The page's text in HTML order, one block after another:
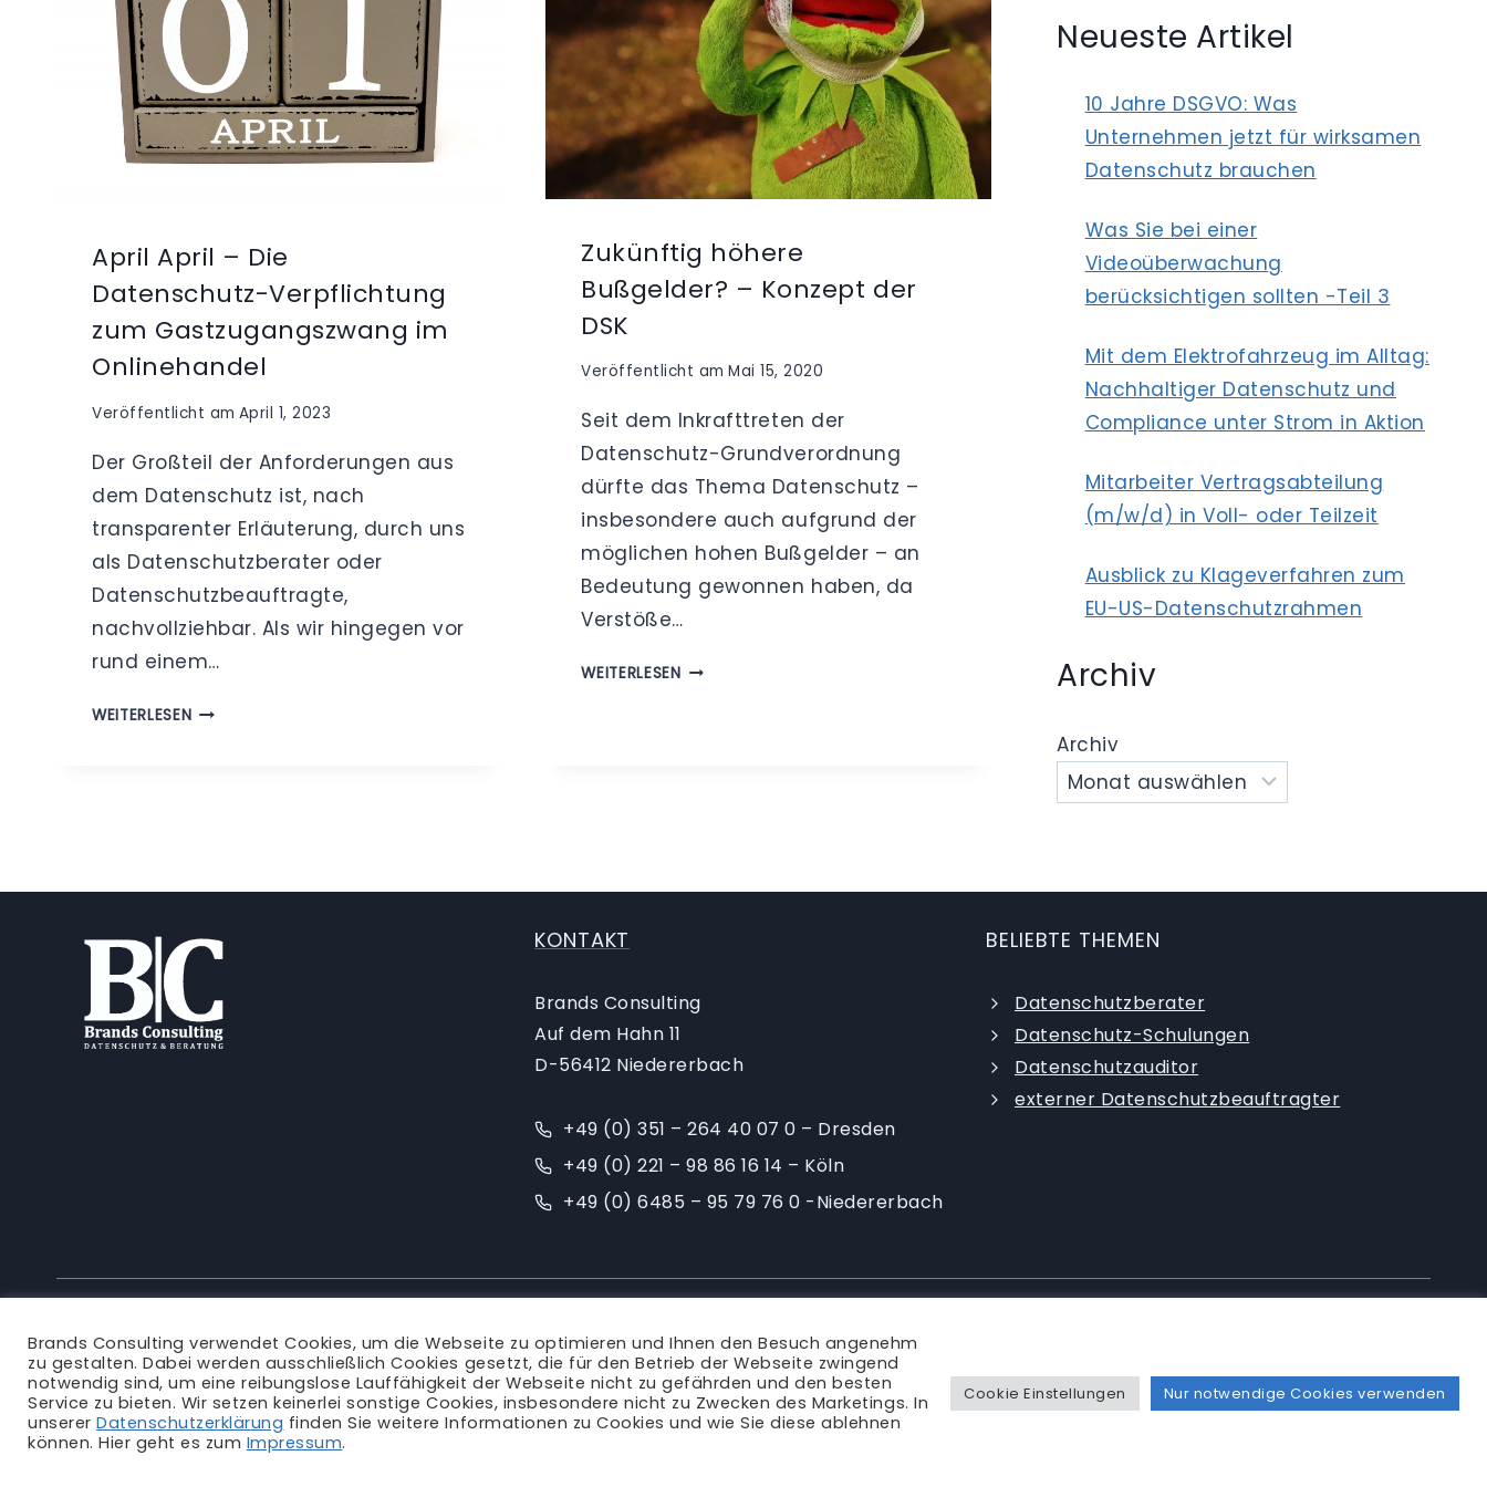
April April – Die
Datenschutz-Verpflichtung
zum Gastzugangszwang im
Onlinehandel
Veröffentlicht am April 1, 2023
Der Großteil der Anforderungen aus
dem Datenschutz ist, nach
transparenter Erläuterung, durch uns
als Datenschutzberater oder
Datenschutzbeauftragte,
nachvollziehbar. Als wir hingegen vor
rund einem…
WEITERLESENAPRIL
GASTZUGANGSZWANG
ONLINEHANDEL
Zukünftig höhere
Bußgelder? – Konzept der
DSK
Veröffentlicht am Mai 15, 2020
Seit dem Inkrafttreten der
Datenschutz-Grundverordnung
dürfte das Thema Datenschutz –
insbesondere auch aufgrund der
möglichen hohen Bußgelder – an
Bedeutung gewonnen haben, da
Verstöße…
WEITERLESENZUKÜNFTIG
Neueste Artikel
10 Jahre DSGVO: Was
Unternehmen jetzt für wirksamen
Datenschutz brauchen
Was Sie bei einer
Videoüberwachung
berücksichtigen sollten -Teil 3
Mit dem Elektrofahrzeug im Alltag:
Nachhaltiger Datenschutz und
Compliance unter Strom in Aktion
Mitarbeiter Vertragsabteilung
(m/w/d) in Voll- oder Teilzeit
Ausblick zu Klageverfahren zum
EU-US-Datenschutzrahmen
Archiv
Archiv
KONTAKT
Brands Consulting
Auf dem Hahn 11
D-56412 Niedererbach
+49 (0) 351 – 264 40 07 0 – Dresden
+49 (0) 221 – 98 86 16 14 – Köln
+49 (0) 6485 – 95 79 76 0 -Niedererbach
BELIEBTE THEMEN
Datenschutzberater
Datenschutz-Schulungen
Datenschutzauditor
externer Datenschutzbeauftragter
Ansprechpartner Blog| Karriere Impressum
Rechtliches
Brands Consulting verwendet Cookies, um die Webseite zu optimieren und Ihnen den Besuch angenehm
zu gestalten. Dabei werden ausschließlich Cookies gesetzt, die für den Betrieb der Webseite zwingend
notwendig sind, um eine reibungslose Lauffähigkeit der Webseite nicht zu gefährden und den besten
Service zu bieten. Wir setzen keinerlei sonstige Cookies, insbesondere nicht zu Zwecken des Marketings. In
unsererDatenschutzerklärung finden Sie weitere Informationen zu Cookies und wie Sie diese ablehnen
können. Hier geht es zum Impressum.
Cookie Einstellungen Nur notwendige Cookies verwenden